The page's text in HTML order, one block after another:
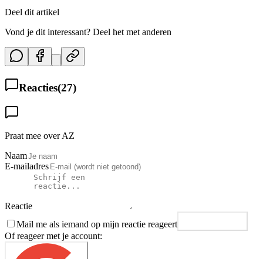
Deel dit artikel
Vond je dit interessant? Deel het met anderen
Reacties(27)
Praat mee over AZ
Naam
E-mailadres
Reactie
Mail me als iemand op mijn reactie reageert
Of reageer met je account: